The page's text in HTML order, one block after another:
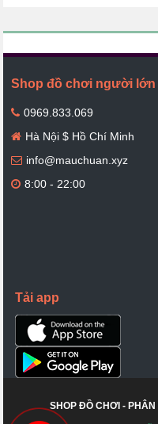
Shop đồ chơi người lớn
0969.833.069
Hà Nội $ Hồ Chí Minh
info@mauchuan.xyz
8:00 - 22:00
Tải app
SHOP ĐỒ CHƠI - PHÂN